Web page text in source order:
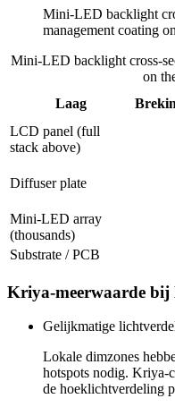
Mini-LED backlight
management coating
Mini-LED backlight cross-
on
Laag
LCD panel (full
stack above)
Diffuser plate
Mini-LED array
(thousands)
Substrate / PCB
Kriya-meerwaarde
Gelijkmatige
Lokale dimzones
hotspots nodig. Kriya-
de hoeklichtverdeling